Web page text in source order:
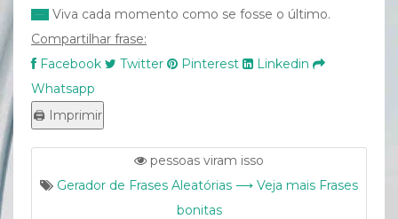
Viva cada momento como se fosse o último.
Compartilhar frase:
Facebook
Twitter Pinterest
Linkedin
Whatsapp
pessoas viram isso
Gerador de Frases Aleatórias ⟶ Veja mais Frases
bonitas